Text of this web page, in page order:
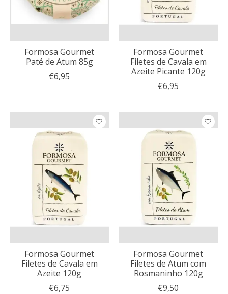
Formosa Gourmet
Paté de Atum 85g
€6,95
Formosa Gourmet
Filetes de Cavala em
Azeite Picante 120g
€6,95
Formosa Gourmet
Filetes de Cavala em
Azeite 120g
€6,75
Formosa Gourmet
Filetes de Atum com
Rosmaninho 120g
€9,50